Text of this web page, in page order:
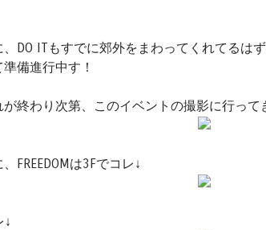
、DO ITもすでに郊外をまわってくれてるは
備進行中す！
が終わり次第、このイベントの撮影に行って
FREEDOMは3Fでコレ↓
↓